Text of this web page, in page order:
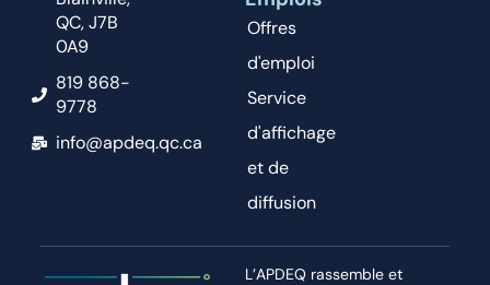
QC, J7B
0A9
819 868-
9778
info@apdeq.qc.ca
Offres
d'emploi
Service
d'affichage
et de
diffusion
L’APDEQ rassemble et